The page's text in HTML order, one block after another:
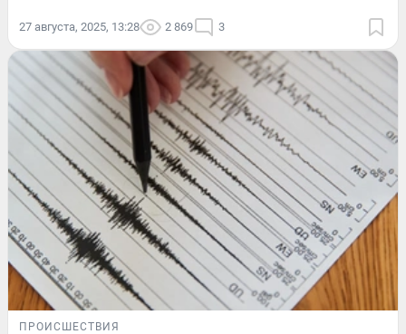
27 августа, 2025, 13:28 2 869 3
ПРОИСШЕСТВИЯ